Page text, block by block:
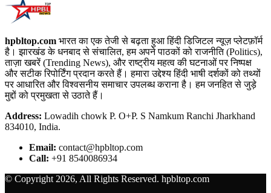
hpbltop.com भारत का एक तेजी से बढ़ता हुआ हिंदी डिजिटल न्यूज़ प्लेटफ़ॉर्म
है। झारखंड के धनबाद से संचालित, हम अपने पाठकों को राजनीति (Politics),
ताज़ा खबरें (Trending News), और राष्ट्रीय महत्व की घटनाओं पर निष्पक्ष
और सटीक रिपोर्टिंग प्रदान करते हैं। हमारा उद्देश्य हिंदी भाषी दर्शकों को तथ्यों
पर आधारित और विश्वसनीय समाचार उपलब्ध कराना है। हम जनहित से जुड़े
मुद्दों को प्रमुखता से उठाते हैं।
Address: Lowadih chowk P. O+P. S Namkum Ranchi Jharkhand
834010, India.
Email: contact@hpbltop.com
Call: +91 8540086934
© Copyright 2026, All Rights Reserved. hpbltop.com